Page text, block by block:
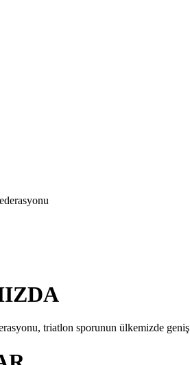
triatlon sporunun ülkemizde geniş